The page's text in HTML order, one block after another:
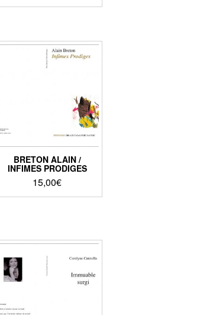
BRETON ALAIN /
INFIMES PRODIGES
15,00€